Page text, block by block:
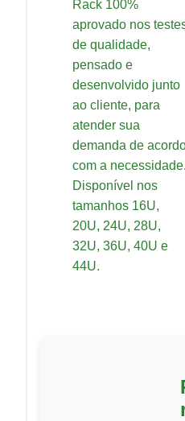
Rack 100%
aprovado nos
de qualidade,
pensado e
desenvolvido junto
ao cliente, para
atender sua
demanda de
com a necessidade.
Disponível nos
tamanhos 16U,
20U, 24U, 28U,
32U, 36U, 40U e
44U.